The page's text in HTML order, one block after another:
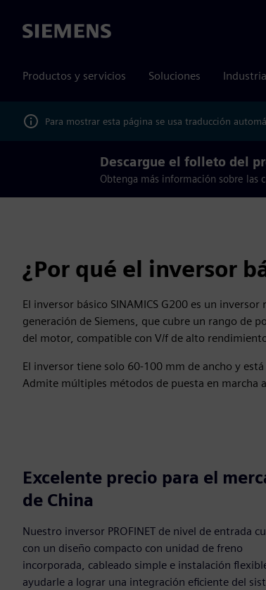
Siemens
Productos y servicios Soluciones
Para mostrar esta página se usa traducción
Descargue el folleto del
Obtenga más información sobre las
¿Por qué el inversor
El inversor básico SINAMICS G200 es un
generación de Siemens, que cubre un rango de
del motor, compatible con V/f de alto
El inversor tiene solo 60-100 mm de ancho y
Admite múltiples métodos de puesta en marcha
Excelente precio para el
de China
Nuestro inversor PROFINET de nivel de entrada
con un diseño compacto con unidad de freno
incorporada, cableado simple e instalación
ayudarle a lograr una integración eficiente del